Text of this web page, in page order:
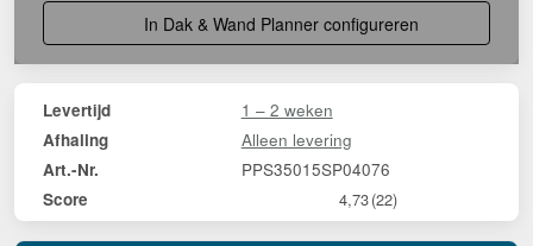
In Dak & Wand Planner configureren
Levertijd 1 – 2 weken
Afhaling Alleen levering
Art.-Nr. PPS35015SP04076
Score 4,73(22)